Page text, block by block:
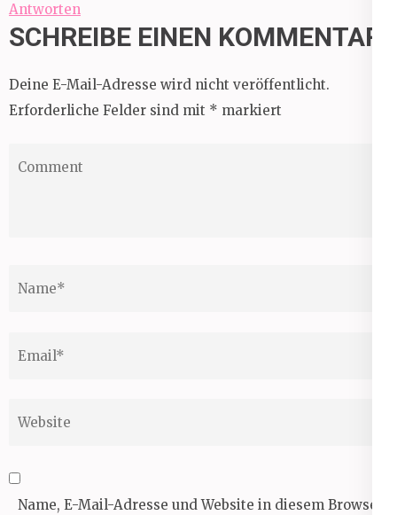
Antworten
SCHREIBE EINEN KOMMENTAR
Deine E-Mail-Adresse wird nicht veröffentlicht.
Erforderliche Felder sind mit * markiert
Name, E-Mail-Adresse und Website in diesem Browser